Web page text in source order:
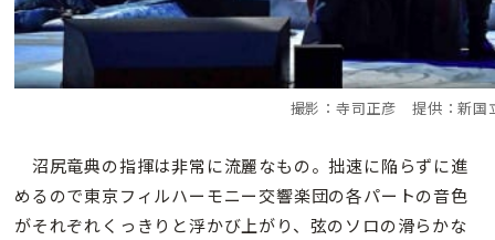
撮影：寺司正彦 提供：新国
沼尻竜典の指揮は非常に流麗なもの。拙速に陥らずに進
めるので東京フィルハーモニー交響楽団の各パートの音色
がそれぞれくっきりと浮かび上がり、弦のソロの滑らかな